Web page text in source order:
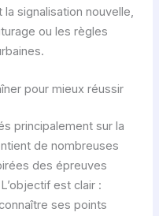
signalisation nouvelle,
ou les règles
pour mieux réussir
principalement sur la
de nombreuses
des épreuves
est clair :
ses points